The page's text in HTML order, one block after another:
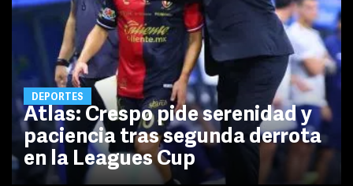
DEPORTES
Atlas: Crespo pide serenidad y
paciencia tras segunda derrota
en la Leagues Cup